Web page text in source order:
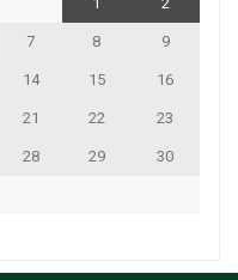
7 8 9
14 15 16
21 22 23
28 29 30